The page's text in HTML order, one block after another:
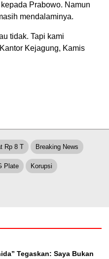
Prabowo. Namun
mendalaminya.
tidak. Tapi kami
Kejagung, Kamis
Rp 8 T Breaking News
Plate Korupsi
Tegaskan: Saya Bukan